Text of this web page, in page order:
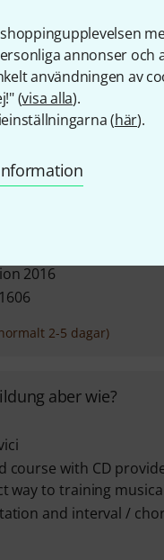
annonser och
användningen av
(visa alla).
(här).
and snare drum
difficulty
2016
2-5 dagar)
aber wie?
course with CD
way to training
and interval /